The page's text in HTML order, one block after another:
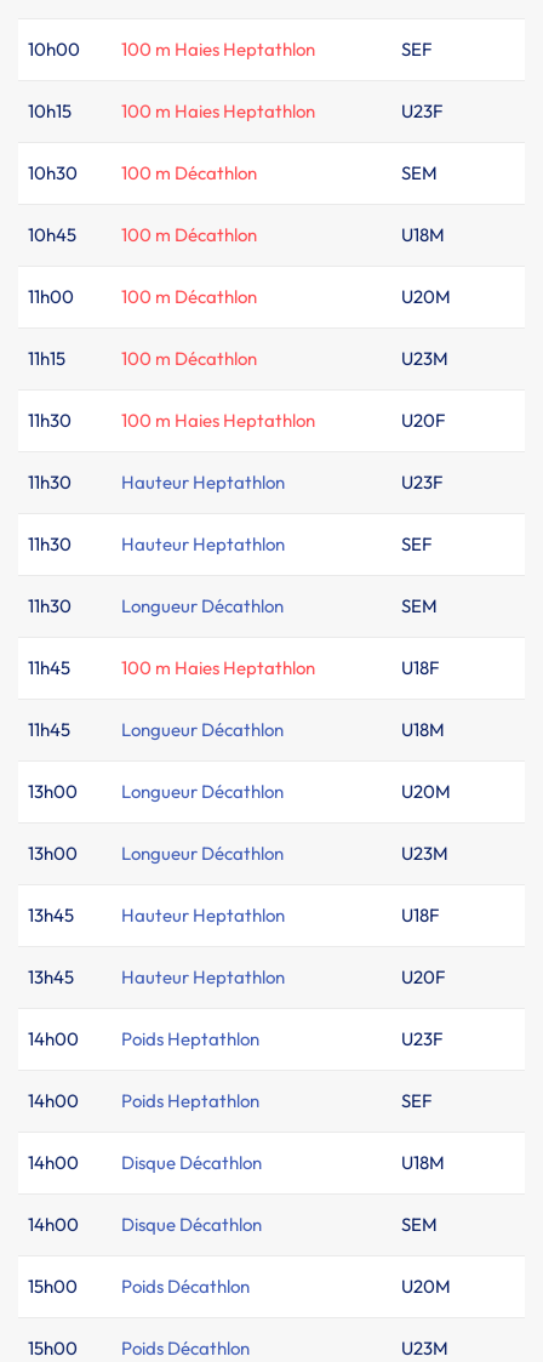
10h00 100 m Haies Heptathlon SEF
10h15 100 m Haies Heptathlon U23F
10h30 100 m Décathlon SEM
10h45 100 m Décathlon U18M
11h00 100 m Décathlon U20M
11h15 100 m Décathlon U23M
11h30 100 m Haies Heptathlon U20F
11h30 Hauteur Heptathlon U23F
11h30 Hauteur Heptathlon SEF
11h30 Longueur Décathlon SEM
11h45 100 m Haies Heptathlon U18F
11h45 Longueur Décathlon U18M
13h00 Longueur Décathlon U20M
13h00 Longueur Décathlon U23M
13h45 Hauteur Heptathlon U18F
13h45 Hauteur Heptathlon U20F
14h00 Poids Heptathlon U23F
14h00 Poids Heptathlon SEF
14h00 Disque Décathlon U18M
14h00 Disque Décathlon SEM
15h00 Poids Décathlon U20M
15h00 Poids Décathlon U23M